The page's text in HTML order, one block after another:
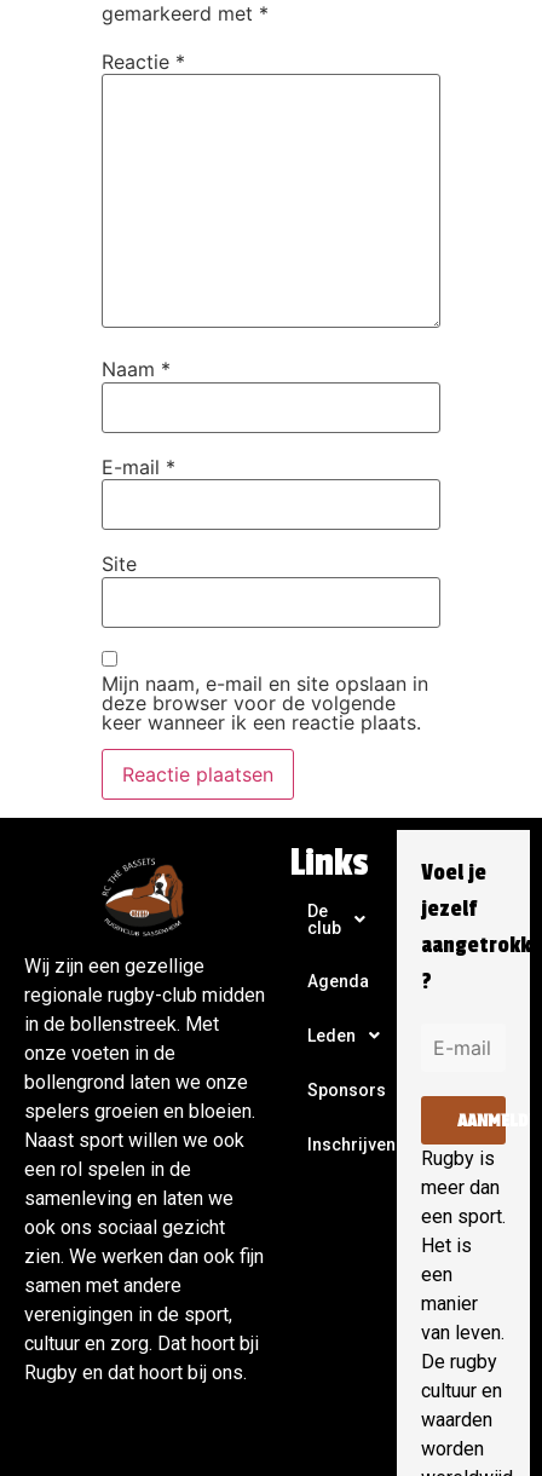
gemarkeerd met *
Reactie *
Naam *
E-mail *
Site
Mijn naam, e-mail en site opslaan in
deze browser voor de volgende
keer wanneer ik een reactie plaats.
Wij zijn een gezellige
regionale rugby-club midden
in de bollenstreek. Met
onze voeten in de
bollengrond laten we onze
spelers groeien en bloeien.
Naast sport willen we ook
een rol spelen in de
samenleving en laten we
ook ons sociaal gezicht
zien. We werken dan ook fijn
samen met andere
verenigingen in de sport,
cultuur en zorg. Dat hoort bji
Rugby en dat hoort bij ons.
Links
De
club
Agenda
Leden
Sponsors
Inschrijven
Voel je
jezelf
?
Rugby is
meer dan
een sport.
Het is
een
manier
van leven.
De rugby
cultuur en
waarden
worden